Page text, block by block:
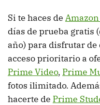
Si te haces de
días de prueba gratis
año) para disfrutar
acceso prioritario a
Prime Video, Prime
fotos ilimitado.
hacerte de Prime